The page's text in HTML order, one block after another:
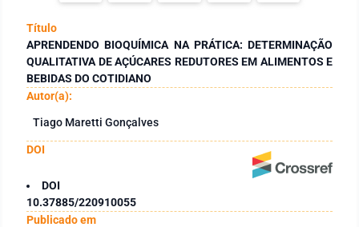
Título
APRENDENDO BIOQUÍMICA NA PRÁTICA: DETERMINAÇÃO
QUALITATIVA DE AÇÚCARES REDUTORES EM ALIMENTOS E
BEBIDAS DO COTIDIANO
Autor(a):
Tiago Maretti Gonçalves
DOI
DOI
10.37885/220910055
Publicado em